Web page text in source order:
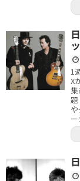
1
X
題